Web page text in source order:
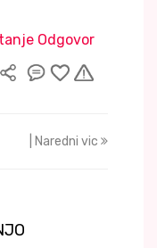
Odgovor
| Naredni vic